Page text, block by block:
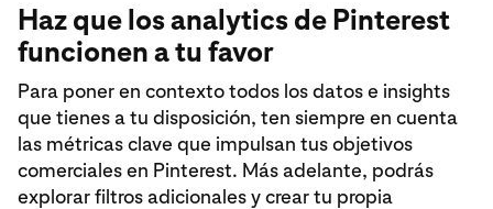
Haz que los analytics de Pinterest
funcionen a tu favor
Para poner en contexto todos los datos e insights
que tienes a tu disposición, ten siempre en cuenta
las métricas clave que impulsan tus objetivos
comerciales en Pinterest. Más adelante, podrás
explorar filtros adicionales y crear tu propia